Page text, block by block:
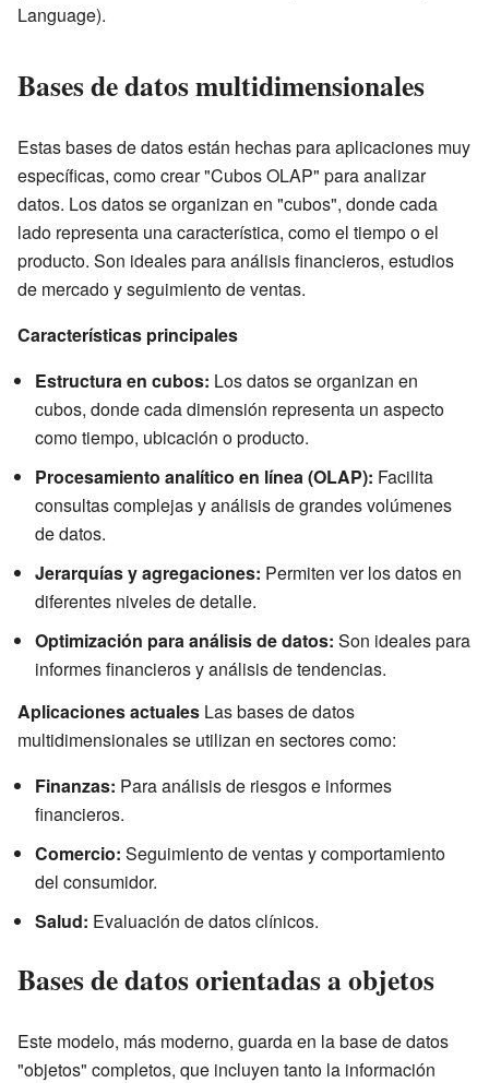
Language).
Bases de datos multidimensionales
Estas bases de datos están hechas para aplicaciones muy
específicas, como crear "Cubos OLAP" para analizar
datos. Los datos se organizan en "cubos", donde cada
lado representa una característica, como el tiempo o el
producto. Son ideales para análisis financieros, estudios
de mercado y seguimiento de ventas.
Características principales
Estructura en cubos: Los datos se organizan en
cubos, donde cada dimensión representa un aspecto
como tiempo, ubicación o producto.
Procesamiento analítico en línea (OLAP): Facilita
consultas complejas y análisis de grandes volúmenes
de datos.
Jerarquías y agregaciones: Permiten ver los datos en
diferentes niveles de detalle.
Optimización para análisis de datos: Son ideales para
informes financieros y análisis de tendencias.
Aplicaciones actuales Las bases de datos
multidimensionales se utilizan en sectores como:
Finanzas: Para análisis de riesgos e informes
financieros.
Comercio: Seguimiento de ventas y comportamiento
del consumidor.
Salud: Evaluación de datos clínicos.
Bases de datos orientadas a objetos
Este modelo, más moderno, guarda en la base de datos
"objetos" completos, que incluyen tanto la información